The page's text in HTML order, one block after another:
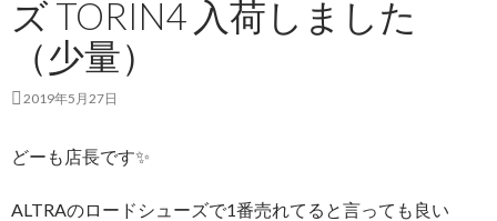
ズ TORIN4 入荷しました
（少量）
2019年5月27日
どーも店長です✨
ALTRAのロードシューズで1番売れてると言っても良い